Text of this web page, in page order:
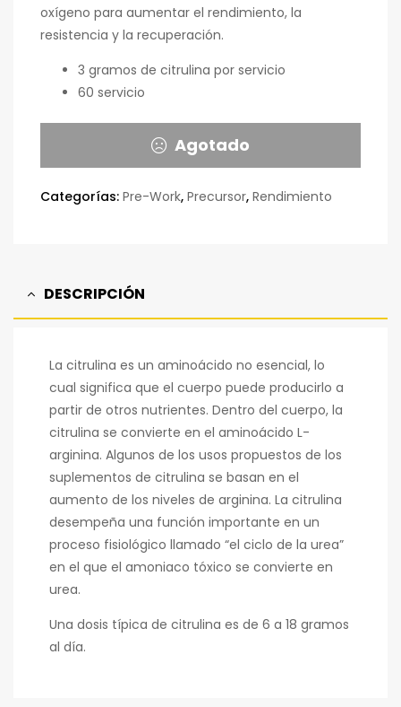
oxígeno para aumentar el rendimiento, la
resistencia y la recuperación.
3 gramos de citrulina por servicio
60 servicio
Agotado
Categorías: Pre-Work, Precursor, Rendimiento
DESCRIPCIÓN
La citrulina es un aminoácido no esencial, lo
cual significa que el cuerpo puede producirlo a
partir de otros nutrientes. Dentro del cuerpo, la
citrulina se convierte en el aminoácido L-
arginina. Algunos de los usos propuestos de los
suplementos de citrulina se basan en el
aumento de los niveles de arginina. La citrulina
desempeña una función importante en un
proceso fisiológico llamado “el ciclo de la urea”
en el que el amoniaco tóxico se convierte en
urea.
Una dosis típica de citrulina es de 6 a 18 gramos
al día.